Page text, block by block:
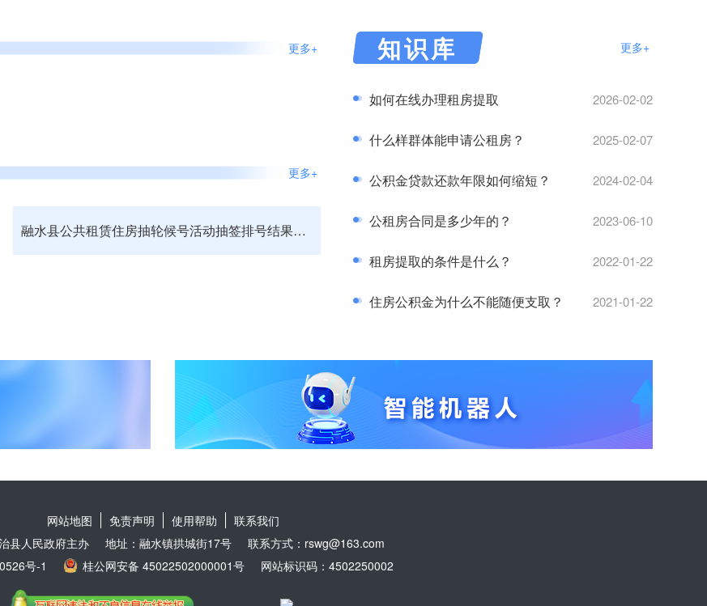
更多+ 知识库 更多+
如何在线办理租房提取 2026-02-02
什么样群体能申请公租房？ 2025-02-07
公积金贷款还款年限如何缩短？ 2024-02-04
公租房合同是多少年的？ 2023-06-10
租房提取的条件是什么？ 2022-01-22
住房公积金为什么不能随便支取？ 2021-01-22
更多+
融水县公共租赁住房抽轮候号活动抽签排号结果查询
网站地图 免责声明 使用帮助
联系我们
县人民政府主办
地址：融水镇拱城街17号
联系方式：rswg@163.com
号-1
桂公网安备 45022502000001号 网站标识码：4502250002